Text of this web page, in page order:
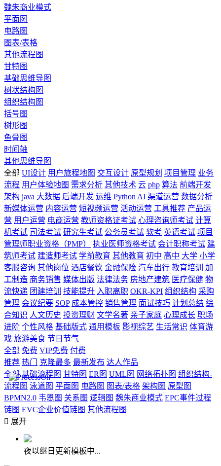
魏朱商业模式
平面图
电路图
图表/表格
其他流程图
甘特图
基础思维导图
树状结构图
组织结构图
括号图
树形图
鱼骨图
时间轴
其他思维导图
全部 UI设计 用户旅程地图 交互设计 原型规划 项目管理 业务
流程 用户体验地图 需求分析 其他技术 云 php 算法 前端开发
架构 java 大数据 后端开发 运维 Python AI 渠道运营 数据分析
新媒体运营 内容运营 短视频运营 活动运营 工具推荐 产品运
营 用户运营 电商运营 教师资格证考试 心理咨询师考试 计算
机考试 司法考试 研究生考试 公务员考试 软考 英语考试 项目
管理师职业资格（PMP）
执业医师资格考试 会计职称考试 建
筑师考试 建造师考试 学前教育 其他教育 初中 高中 大学 小学
客服咨询 其他岗位 酒店餐饮 金融保险 汽车出行 教育培训
加
工制造 商务销售 媒体出版 法律法务 房地产建筑 医疗保健 物
流快递 团建培训 技能提升 入职离职 OKR-KPI 组织结构 采购
管理 会议纪要 SOP 成本管控 销售管理 面试技巧 计划总结 综
合知识 人文历史 投资理财 文学名著 亲子家庭 心理成长 职场
进阶 个性风格 基础版式 通用模板 影视综艺 生活常识 体育游
戏 旅游美食 节日节气
全部 免费 VIP免费 付费
推荐 热门 克隆最多 最新发布 达人作品
全部 基础流程图 甘特图 ER图 UML图 网络拓扑图 组织结构-
流程图 泳道图 平面图 电路图 图表/表格 架构图 原型图
BPMN2.0 韦恩图 关系图 逻辑图 魏朱商业模式 EPC事件过程
链图 EVC企业价值链图 其他流程图
 展开
夜以继日更新模板中...